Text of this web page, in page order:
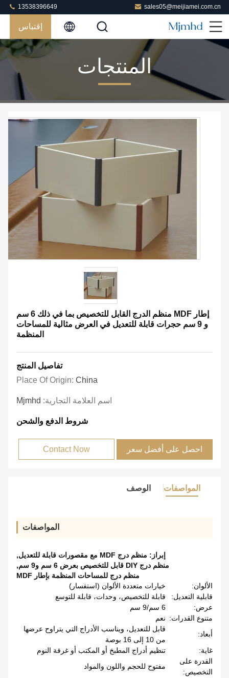
sales05@meijiamei.com.cn
13538396649
إقتباس
المنتجات
إطار MDF منظم الدرج القابل للتخصيص بما في ذلك 6 سم
و 9 سم حجرات قابلة للتعديل في العرض مثالية للمساحات
المنظمة
تفاصيل المنتج
Place Of Origin: China
اسم العلامة التجارية: Mjmhd
شروط الدفع والشحن
احصل على أفضل سعر Contact Now
المواصفات الوصف
المواصفات
إبراز: منظم درج MDF مع مقصورات قابلة للتعديل
,
منظم درج DIY قابل للتخصيص بعرض 6 سم و9 سم
,
منظم درج للمساحات المنظمة بإطار MDF
الألوان:
خيارات متعددة الألوان (استفسار)
قابلية التعديل:
قابلة للتخصيص، وحدات، قابلة للتوسع
عرض:
6 سم/9 سم
متنوع القدرات: نعم
أبعاد:
قابل للتعديل، ويناسب الأدراج التي يتراوح عرضها
من 10 إلى 16 بوصة
غاية:
تنظيم أدراج المطبخ أو المكتب أو غرفة النوم
القدرة على
التخصيص:
مفتوح للحجم واللون والمواد